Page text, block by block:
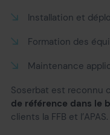
Installation et
Formation des
Maintenance
Soserbat est reconnu
de référence dans le
clients la FFB et l’APAS.